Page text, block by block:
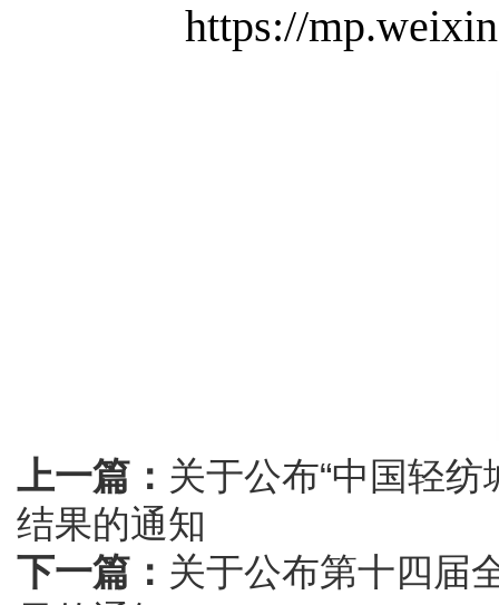
https://
上一篇： 关于公布“中国轻
结果的通知
下一篇： 关于公布第十四届